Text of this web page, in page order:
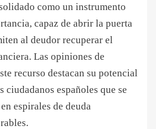
como un instrumento
capaz de abrir la puerta
al deudor recuperar el
Las opiniones de
recurso destacan su potencial
ciudadanos españoles que se
espirales de deuda